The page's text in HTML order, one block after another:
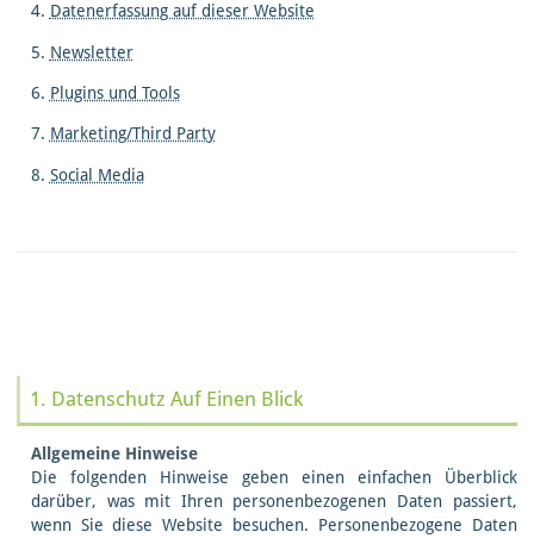
4. Datenerfassung auf dieser Website
5. Newsletter
6. Plugins und Tools
7. Marketing/Third Party
8. Social Media
1. Datenschutz Auf Einen Blick
Allgemeine Hinweise
Die folgenden Hinweise geben einen einfachen Überblick
darüber, was mit Ihren personenbezogenen Daten passiert,
wenn Sie diese Website besuchen. Personenbezogene Daten